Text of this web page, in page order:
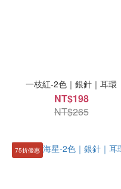
一枝紅-2色｜銀針｜耳環
NT$198
NT$265
75折優惠